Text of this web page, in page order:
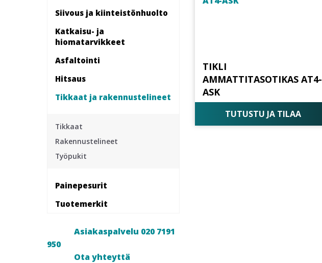
Siivous ja kiinteistönhuolto
Katkaisu- ja
hiomatarvikkeet
Asfaltointi
Hitsaus
Tikkaat ja rakennustelineet
Tikkaat
Rakennustelineet
Työpukit
Painepesurit
Tuotemerkit
Asiakaspalvelu 020 7191
950
Ota yhteyttä
TIKLI
AMMATTITASOTIKAS AT4-
ASK
TUTUSTU JA TILAA